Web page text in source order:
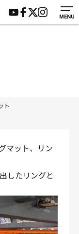
MENU
ム
2原嶋ビル1F
14:00〜19:00
介
ター募集
ト
マット、リン
したリングと